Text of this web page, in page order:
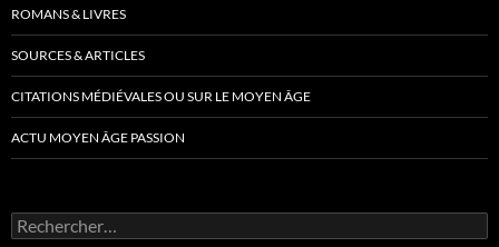
ROMANS & LIVRES
SOURCES & ARTICLES
CITATIONS MÉDIÉVALES OU SUR LE MOYEN ÂGE
ACTU MOYEN ÂGE PASSION
Rechercher :